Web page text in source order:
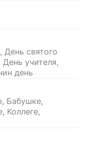
святого
учителя,
день
Бабушке,
Коллеге,